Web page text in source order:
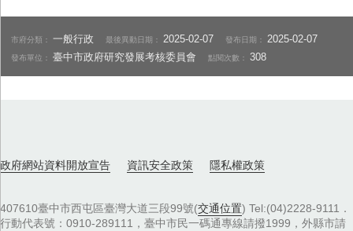
市府分類：一般行政 最後異動日期： 2025-02-07 發布日期： 2025-02-07
發布單位：臺中市政府研究發展考核委員會 點閱次數：308
政府網站資料開放宣告 資訊安全政策 隱私權政策
407610臺中市西屯區臺灣大道三段99號(交通位置) Tel:(04)2228-9111．
行動代表號：0910-289111，臺中市民一碼通專線請撥1999，外縣市請